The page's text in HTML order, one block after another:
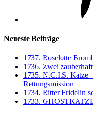
Neueste Beiträge
1737. Roselotte
1736. Zwei
1735. N.C.I.S. Katze
Rettungsmission
1734. Ritter Fridolin
1733.